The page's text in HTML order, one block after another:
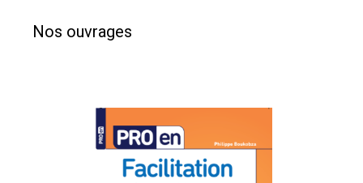
Nos ouvrages